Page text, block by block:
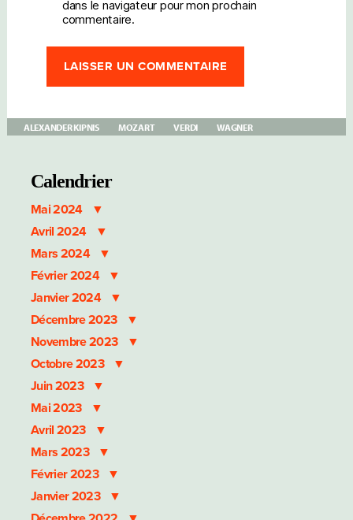
dans le navigateur pour mon prochain
commentaire.
ALEXANDER KIPNIS MOZART VERDI WAGNER
Calendrier
Mai 2024
Avril 2024
Mars 2024
Février 2024
Janvier 2024
Décembre 2023
Novembre 2023
Octobre 2023
Juin 2023
Mai 2023
Avril 2023
Mars 2023
Février 2023
Janvier 2023